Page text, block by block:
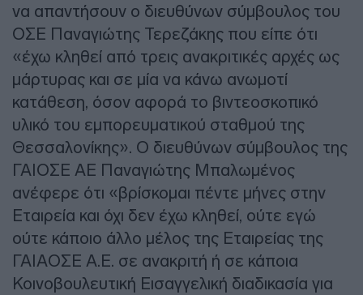
να απαντήσουν ο διευθύνων σύμβουλος του
ΟΣΕ Παναγιώτης Τερεζάκης που είπε ότι
«έχω κληθεί από τρεις ανακριτικές αρχές ως
μάρτυρας και σε μία να κάνω ανωμοτί
κατάθεση, όσον αφορά το βιντεοσκοπικό
υλικό του εμπορευματικού σταθμού της
Θεσσαλονίκης». Ο διευθύνων σύμβουλος της
ΓΑΙΟΣΕ ΑΕ Παναγιώτης Μπαλωμένος
ανέφερε ότι «βρίσκομαι πέντε μήνες στην
Εταιρεία και όχι δεν έχω κληθεί, ούτε εγώ
ούτε κάποιο άλλο μέλος της Εταιρείας της
ΓΑΙΑΟΣΕ Α.Ε. σε ανακριτή ή σε κάποια
Κοινοβουλευτική Εισαγγελική διαδικασία για